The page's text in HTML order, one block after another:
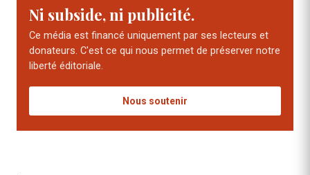
Ni subside, ni publicité.
Ce média est financé uniquement par ses lecteurs et
donateurs. C'est ce qui nous permet de préserver notre
liberté éditoriale.
Nous soutenir